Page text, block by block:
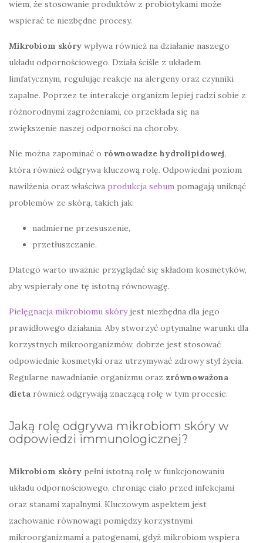
wiem, że stosowanie produktów z probiotykami może
wspierać te niezbędne procesy.
Mikrobiom skóry wpływa również na działanie naszego
układu odpornościowego. Działa ściśle z układem
limfatycznym, regulując reakcje na alergeny oraz czynniki
zapalne. Poprzez te interakcje organizm lepiej radzi sobie z
różnorodnymi zagrożeniami, co przekłada się na
zwiększenie naszej odporności na choroby.
Nie można zapominać o równowadze hydrolipidowej,
która również odgrywa kluczową rolę. Odpowiedni poziom
nawilżenia oraz właściwa produkcja sebum pomagają uniknąć
problemów ze skórą, takich jak:
nadmierne przesuszenie,
przetłuszczanie.
Dlatego warto uważnie przyglądać się składom kosmetyków,
aby wspierały one tę istotną równowagę.
Pielęgnacja mikrobiomu skóryjest niezbędna dla jego
prawidłowego działania. Aby stworzyć optymalne warunki dla
korzystnych mikroorganizmów, dobrze jest stosować
odpowiednie kosmetyki oraz utrzymywać zdrowy styl życia.
Regularne nawadnianie organizmu oraz zrównoważona
dieta również odgrywają znaczącą rolę w tym procesie.
Jaką rolę odgrywa mikrobiom skóry w
odpowiedzi immunologicznej?
Mikrobiom skóry pełni istotną rolę w funkcjonowaniu
układu odpornościowego, chroniąc ciało przed infekcjami
oraz stanami zapalnymi. Kluczowym aspektem jest
zachowanie równowagi pomiędzy korzystnymi
mikroorganizmami a patogenami, gdyż mikrobiom wspiera